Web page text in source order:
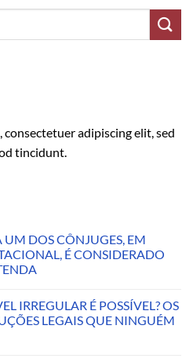
adipiscing elit, sed
tincidunt.
DOS CÔNJUGES, EM
É CONSIDERADO
IRREGULAR É POSSÍVEL? OS
LEGAIS QUE NINGUÉM